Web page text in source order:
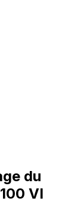
du
VI